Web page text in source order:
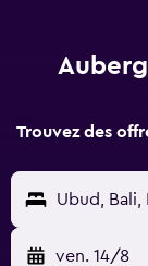
Trouvez des
Ubud, Bali,
ven. 14/8